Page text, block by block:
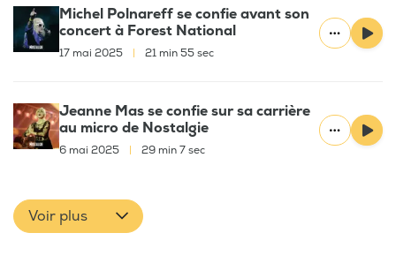
Michel Polnareff se confie avant son
concert à Forest National
17 mai 2025 21 min 55 sec
Jeanne Mas se confie sur sa carrière
au micro de Nostalgie
6 mai 2025 29 min 7 sec
Voir plus